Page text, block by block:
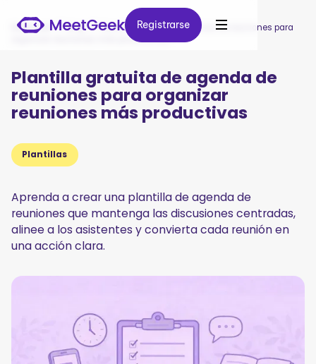
Registrarse
Registrarse
MeetGeek / Blog / Plantilla gratuita de agenda de reuniones para
organizar reuniones más productivas
Plantilla gratuita de agenda de
reuniones para organizar
reuniones más productivas
Plantillas
Aprenda a crear una plantilla de agenda de
reuniones que mantenga las discusiones centradas,
alinee a los asistentes y convierta cada reunión en
una acción clara.